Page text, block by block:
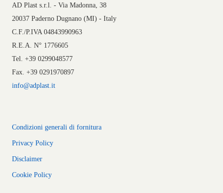
AD Plast s.r.l. - Via Madonna, 38
20037 Paderno Dugnano (MI) - Italy
C.F./P.IVA 04843990963
R.E.A. N° 1776605
Tel. +39 0299048577
Fax. +39 0291970897
info@adplast.it
Condizioni generali di fornitura
Privacy Policy
Disclaimer
Cookie Policy